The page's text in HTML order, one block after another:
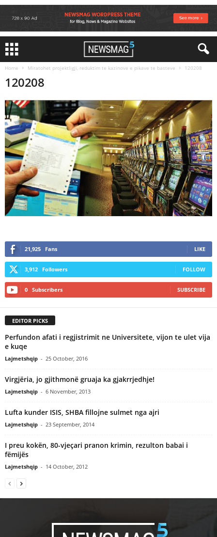
Home Miratohet projektligji, reduktim te kazinove e pikave te basteve 120208
120208
21,925 Fans LIKE
3,912 Followers FOLLOW
0 Subscribers SUBSCRIBE
EDITOR PICKS
Perfundon afati i regjistrimit ne Universitete, vijon te ulet vija
e kuqe
Lajmetshqip - 25 October, 2016
Virgjëria, jo gjithmonë gruaja ka gjakrrjedhje!
Lajmetshqip - 6 November, 2013
Lufta kunder ISIS, SHBA fillojne sulmet nga ajri
Lajmetshqip - 23 September, 2014
I preu kokën, 80-vjeçari pranon krimin, rezulton babai i
fëmijës
Lajmetshqip - 14 October, 2012